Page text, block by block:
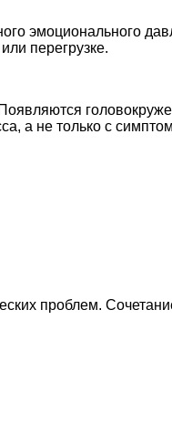
эмоционального
перегрузке.
а не только с
проблем.